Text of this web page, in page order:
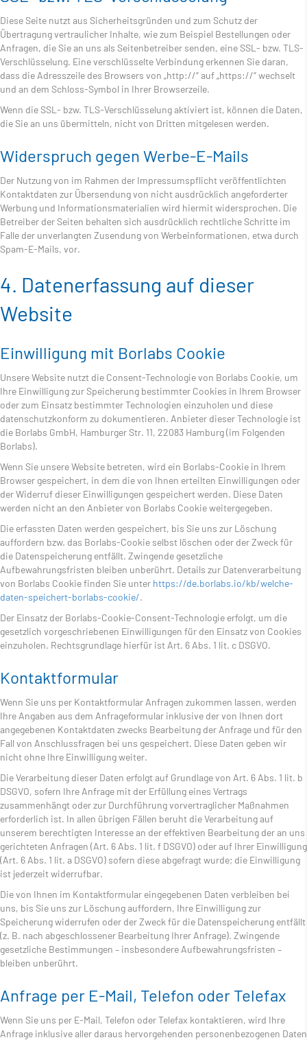
Diese Seite nutzt aus Sicherheitsgründen und zum Schutz der
Übertragung vertraulicher Inhalte, wie zum Beispiel Bestellungen oder
Anfragen, die Sie an uns als Seitenbetreiber senden, eine SSL- bzw. TLS-
Verschlüsselung. Eine verschlüsselte Verbindung erkennen Sie daran,
dass die Adresszeile des Browsers von „http://“ auf „https://“ wechselt
und an dem Schloss-Symbol in Ihrer Browserzeile.
Wenn die SSL- bzw. TLS-Verschlüsselung aktiviert ist, können die Daten,
die Sie an uns übermitteln, nicht von Dritten mitgelesen werden.
Widerspruch gegen Werbe-E-Mails
Der Nutzung von im Rahmen der Impressumspflicht veröffentlichten
Kontaktdaten zur Übersendung von nicht ausdrücklich angeforderter
Werbung und Informationsmaterialien wird hiermit widersprochen. Die
Betreiber der Seiten behalten sich ausdrücklich rechtliche Schritte im
Falle der unverlangten Zusendung von Werbeinformationen, etwa durch
Spam-E-Mails, vor.
4. Datenerfassung auf dieser
Website
Einwilligung mit Borlabs Cookie
Unsere Website nutzt die Consent-Technologie von Borlabs Cookie, um
Ihre Einwilligung zur Speicherung bestimmter Cookies in Ihrem Browser
oder zum Einsatz bestimmter Technologien einzuholen und diese
datenschutzkonform zu dokumentieren. Anbieter dieser Technologie ist
die Borlabs GmbH, Hamburger Str. 11, 22083 Hamburg (im Folgenden
Borlabs).
Wenn Sie unsere Website betreten, wird ein Borlabs-Cookie in Ihrem
Browser gespeichert, in dem die von Ihnen erteilten Einwilligungen oder
der Widerruf dieser Einwilligungen gespeichert werden. Diese Daten
werden nicht an den Anbieter von Borlabs Cookie weitergegeben.
Die erfassten Daten werden gespeichert, bis Sie uns zur Löschung
auffordern bzw. das Borlabs-Cookie selbst löschen oder der Zweck für
die Datenspeicherung entfällt. Zwingende gesetzliche
Aufbewahrungsfristen bleiben unberührt. Details zur Datenverarbeitung
von Borlabs Cookie finden Sie unter https://de.borlabs.io/kb/welche-
daten-speichert-borlabs-cookie/.
Der Einsatz der Borlabs-Cookie-Consent-Technologie erfolgt, um die
gesetzlich vorgeschriebenen Einwilligungen für den Einsatz von Cookies
einzuholen. Rechtsgrundlage hierfür ist Art. 6 Abs. 1 lit. c DSGVO.
Kontaktformular
Wenn Sie uns per Kontaktformular Anfragen zukommen lassen, werden
Ihre Angaben aus dem Anfrageformular inklusive der von Ihnen dort
angegebenen Kontaktdaten zwecks Bearbeitung der Anfrage und für den
Fall von Anschlussfragen bei uns gespeichert. Diese Daten geben wir
nicht ohne Ihre Einwilligung weiter.
Die Verarbeitung dieser Daten erfolgt auf Grundlage von Art. 6 Abs. 1 lit. b
DSGVO, sofern Ihre Anfrage mit der Erfüllung eines Vertrags
zusammenhängt oder zur Durchführung vorvertraglicher Maßnahmen
erforderlich ist. In allen übrigen Fällen beruht die Verarbeitung auf
unserem berechtigten Interesse an der effektiven Bearbeitung der an uns
gerichteten Anfragen (Art. 6 Abs. 1 lit. f DSGVO) oder auf Ihrer Einwilligung
(Art. 6 Abs. 1 lit. a DSGVO) sofern diese abgefragt wurde; die Einwilligung
ist jederzeit widerrufbar.
Die von Ihnen im Kontaktformular eingegebenen Daten verbleiben bei
uns, bis Sie uns zur Löschung auffordern, Ihre Einwilligung zur
Speicherung widerrufen oder der Zweck für die Datenspeicherung entfällt
(z. B. nach abgeschlossener Bearbeitung Ihrer Anfrage). Zwingende
gesetzliche Bestimmungen – insbesondere Aufbewahrungsfristen –
bleiben unberührt.
Anfrage per E-Mail, Telefon oder Telefax
Wenn Sie uns per E-Mail, Telefon oder Telefax kontaktieren, wird Ihre
Anfrage inklusive aller daraus hervorgehenden personenbezogenen Daten